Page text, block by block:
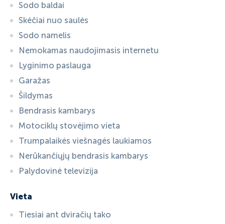
Sodo baldai
Skėčiai nuo saulės
Sodo namelis
Nemokamas naudojimasis internetu
Lyginimo paslauga
Garažas
Šildymas
Bendrasis kambarys
Motociklų stovėjimo vieta
Trumpalaikės viešnagės laukiamos
Nerūkančiųjų bendrasis kambarys
Palydovinė televizija
Vieta
Tiesiai ant dviračių tako